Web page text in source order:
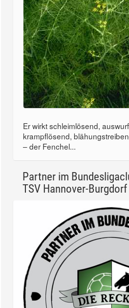
Er wirkt schleimlösend,
krampflösend,
– der Fenchel...
Partner im
TSV Hannover-Burgdorf